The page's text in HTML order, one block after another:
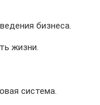
бизнеса.
жизни.
система.